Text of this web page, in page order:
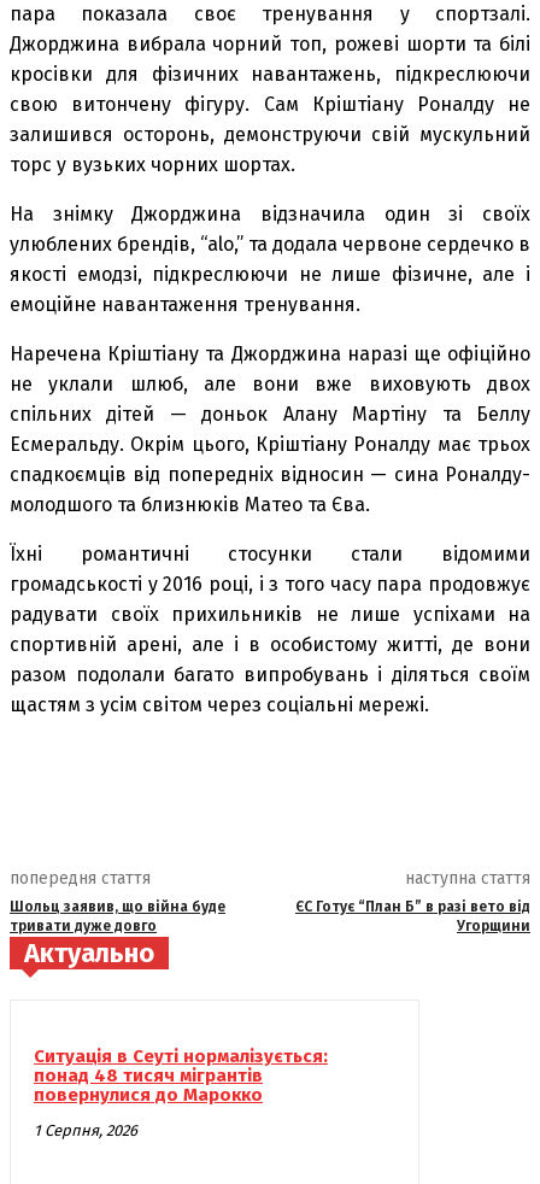
пара показала своє тренування у спортзалі.
Джорджина вибрала чорний топ, рожеві шорти та білі
кросівки для фізичних навантажень, підкреслюючи
свою витончену фігуру. Сам Кріштіану Роналду не
залишився осторонь, демонструючи свій мускульний
торс у вузьких чорних шортах.
На знімку Джорджина відзначила один зі своїх
улюблених брендів, “alo,” та додала червоне сердечко в
якості емодзі, підкреслюючи не лише фізичне, але і
емоційне навантаження тренування.
Наречена Кріштіану та Джорджина наразі ще офіційно
не уклали шлюб, але вони вже виховують двох
спільних дітей — доньок Алану Мартіну та Беллу
Есмеральду. Окрім цього, Кріштіану Роналду має трьох
спадкоємців від попередніх відносин — сина Роналду-
молодшого та близнюків Матео та Єва.
Їхні романтичні стосунки стали відомими
громадськості у 2016 році, і з того часу пара продовжує
радувати своїх прихильників не лише успіхами на
спортивній арені, але і в особистому житті, де вони
разом подолали багато випробувань і діляться своїм
щастям з усім світом через соціальні мережі.
попередня стаття
Шольц заявив, що війна буде
тривати дуже довго
наступна стаття
ЄС Готує “План Б” в разі вето від
Угорщини
Актуально
Ситуація в Сеуті нормалізується:
понад 48 тисяч мігрантів
повернулися до Марокко
1 Серпня, 2026